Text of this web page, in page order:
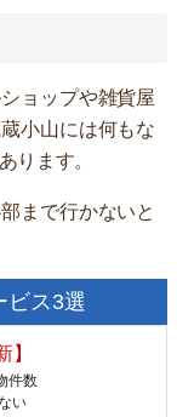
ョップや雑貨屋
小山には何もな
ります。
まで行かないと
ビス3選
】
件数
い